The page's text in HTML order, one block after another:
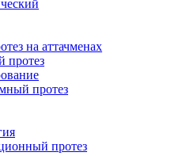
на аттачменах
протез
протез
протез